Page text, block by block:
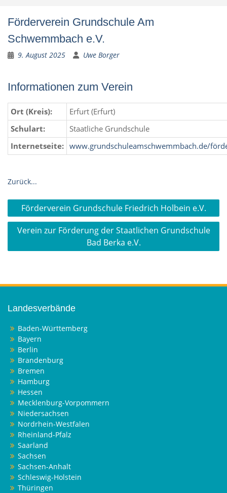
Förderverein Grundschule Am
Schwemmbach e.V.
9. August 2025 Uwe Borger
Informationen zum Verein
Ort (Kreis):
Erfurt (Erfurt)
Schulart:
Staatliche Grundschule
Internetseite: www.grundschuleamschwemmbach.de/
Zurück...
Beitragsnavigation
Förderverein Grundschule Friedrich Holbein e.V.
Verein zur Förderung der Staatlichen Grundschule
Bad Berka e.V.
Landesverbände
Baden-Württemberg
Bayern
Berlin
Brandenburg
Bremen
Hamburg
Hessen
Mecklenburg-Vorpommern
Niedersachsen
Nordrhein-Westfalen
Rheinland-Pfalz
Saarland
Sachsen
Sachsen-Anhalt
Schleswig-Holstein
Thüringen